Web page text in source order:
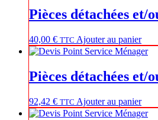
Pièces détachées et/
40,00 € TTC Ajouter au panier
Pièces détachées et/
92,42 € TTC Ajouter au panier